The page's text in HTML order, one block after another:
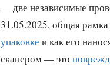
— две независимые
31.05.2025, общая
упаковке и как его
сканером — это